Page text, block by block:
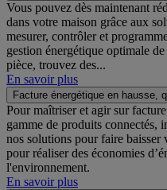
Vous pouvez dès maintenant
dans votre maison grâce aux
mesurer, contrôler et
gestion énergétique optimale
pièce, trouvez des...
En savoir plus
Facture énergétique en hausse,
Pour maîtriser et agir sur
gamme de produits connectés,
nos solutions pour faire baisser
pour réaliser des économies
l'environnement.
En savoir plus